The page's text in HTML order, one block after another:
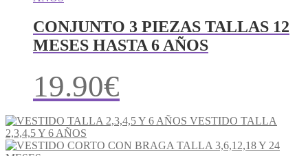
CONJUNTO 3 PIEZAS TALLAS 12
MESES HASTA 6 AÑOS
19.90€
VESTIDO TALLA
2,3,4,5 Y 6 AÑOS